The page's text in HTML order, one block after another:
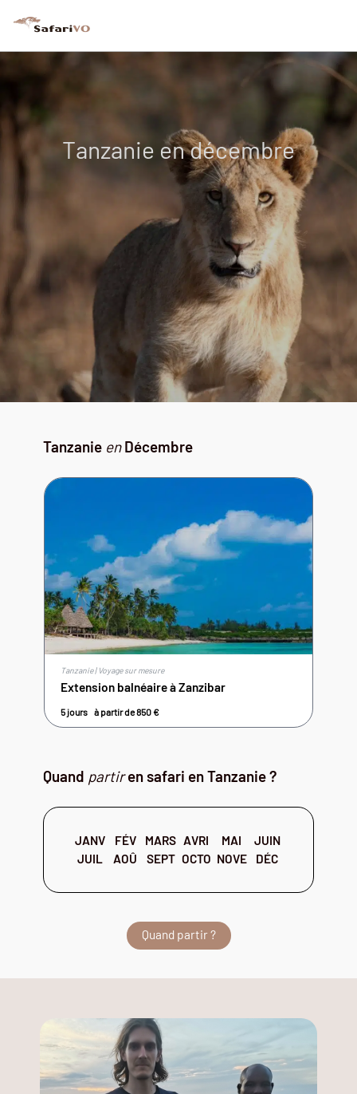
Tanzanie en décembre
Tanzanie enDécembre
Tanzanie | Voyage sur mesure
Extension balnéaire à Zanzibar
5 jours à partir de850€
Quand partiren safari en Tanzanie ?
JANV FÉV MARS AVRI MAI
JUIN
JUIL
AOÛ SEPT OCTO NOVE DÉC
Quand partir ?